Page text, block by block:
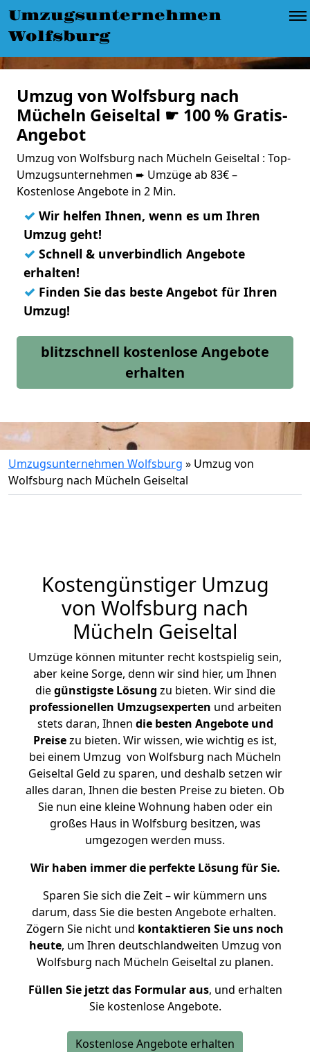
Umzugsunternehmen
Wolfsburg
Umzug von Wolfsburg nach
Mücheln Geiseltal ☛ 100 % Gratis-
Angebot
Umzug von Wolfsburg nach Mücheln Geiseltal : Top-
Umzugsunternehmen ➨ Umzüge ab 83€ –
Kostenlose Angebote in 2 Min.
✓ Wir helfen Ihnen, wenn es um Ihren
Umzug geht!
✓ Schnell & unverbindlich Angebote
erhalten!
✓ Finden Sie das beste Angebot für Ihren
Umzug!
blitzschnell kostenlose Angebote
erhalten
Umzugsunternehmen Wolfsburg » Umzug von
Wolfsburg nach Mücheln Geiseltal
Kostengünstiger Umzug
von Wolfsburg nach
Mücheln Geiseltal
Umzüge können mitunter recht kostspielig sein,
aber keine Sorge, denn wir sind hier, um Ihnen
diegünstigste Lösung zu bieten. Wir sind die
professionellen Umzugsexperten und arbeiten
stets daran, Ihnen die besten Angebote und
Preisezu bieten. Wir wissen, wie wichtig es ist,
bei einem Umzug von Wolfsburg nach Mücheln
Geiseltal Geld zu sparen, und deshalb setzen wir
alles daran, Ihnen die besten Preise zu bieten. Ob
Sie nun eine kleine Wohnung haben oder ein
großes Haus in Wolfsburg besitzen, was
umgezogen werden muss.
Wir haben immer die perfekte Lösung für Sie.
Sparen Sie sich die Zeit – wir kümmern uns
darum, dass Sie die besten Angebote erhalten.
Zögern Sie nicht und kontaktieren Sie uns noch
heute, um Ihren deutschlandweiten Umzug von
Wolfsburg nach Mücheln Geiseltal zu planen.
Füllen Sie jetzt das Formular aus, und erhalten
Sie kostenlose Angebote.
Kostenlose Angebote erhalten